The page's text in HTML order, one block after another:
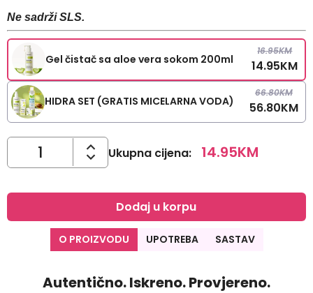
Ne sadrži SLS.
Gel čistač sa aloe vera sokom 200ml
16.95KM
14.95KM
HIDRA SET (GRATIS MICELARNA VODA)
66.80KM
56.80KM
Ukupna cijena: 14.95KM
Dodaj u korpu
O PROIZVODU UPOTREBA SASTAV
Autentično. Iskreno. Provjereno.